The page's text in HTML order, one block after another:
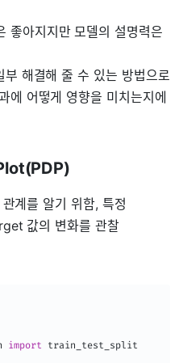
좋아지지만 모델의 설명력은
해결해 줄 수 있는 방법으로
어떻게 영향을 미치는지에
계를 알기 위함, 특정
값의 변화를 관찰
import train_test_split